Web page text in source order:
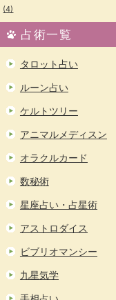
(4)
占術一覧
タロット占い
ルーン占い
ケルトツリー
アニマルメディスン
オラクルカード
数秘術
星座占い・占星術
アストロダイス
ビブリオマンシー
九星気学